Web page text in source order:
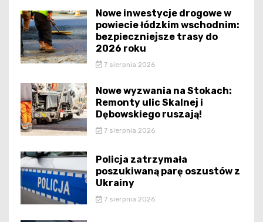
Nowe inwestycje drogowe w
powiecie łódzkim wschodnim:
bezpieczniejsze trasy do
2026 roku
7 sierpnia 2026
Nowe wyzwania na Stokach:
Remonty ulic Skalnej i
Dębowskiego ruszają!
7 sierpnia 2026
Policja zatrzymała
poszukiwaną parę oszustów z
Ukrainy
7 sierpnia 2026